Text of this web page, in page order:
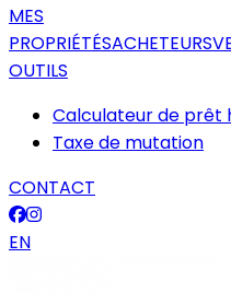
MES
PROPRIÉTÉSACHETEURS
OUTILS
Calculateur de prêt
Taxe de mutation
CONTACT
EN